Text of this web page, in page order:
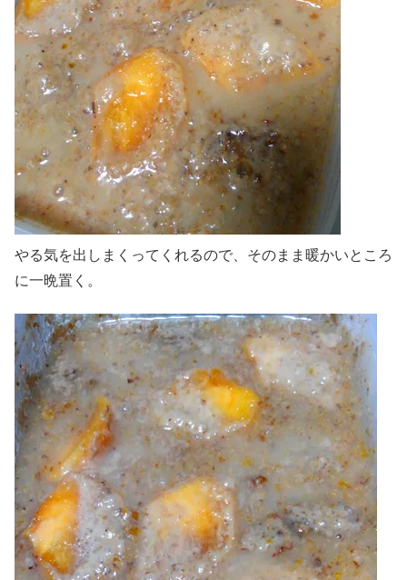
やる気を出しまくってくれるので、そのまま暖かいところ
に一晩置く。